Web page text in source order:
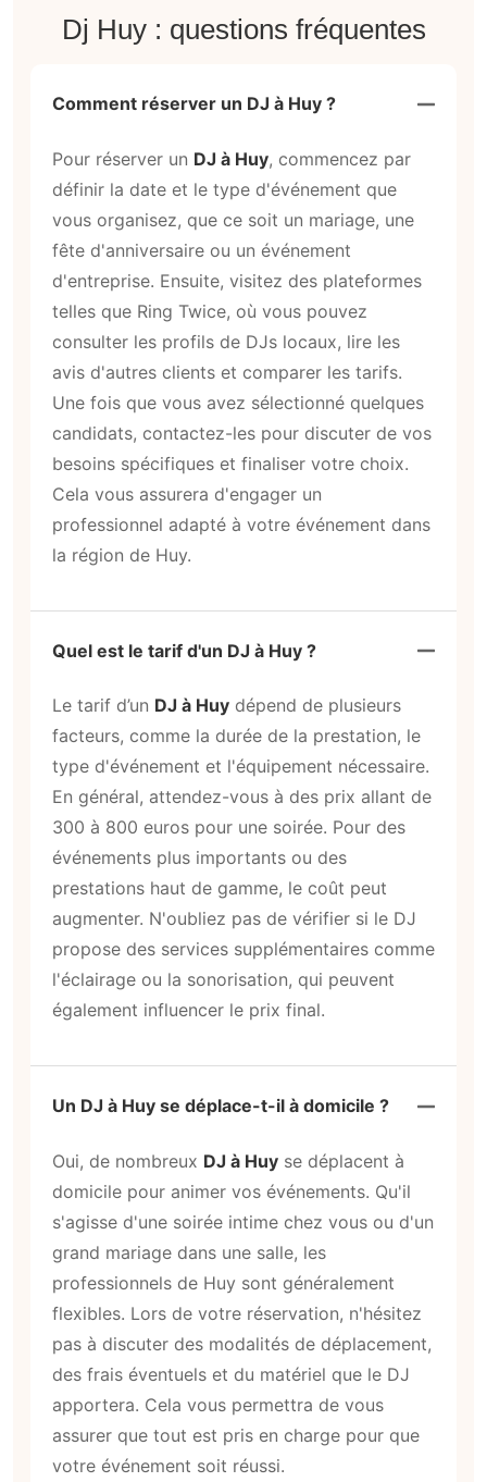
Dj Huy : questions fréquentes
Comment réserver un DJ à Huy ?
Pour réserver un DJ à Huy, commencez par
définir la date et le type d'événement que
vous organisez, que ce soit un mariage, une
fête d'anniversaire ou un événement
d'entreprise. Ensuite, visitez des plateformes
telles que Ring Twice, où vous pouvez
consulter les profils de DJs locaux, lire les
avis d'autres clients et comparer les tarifs.
Une fois que vous avez sélectionné quelques
candidats, contactez-les pour discuter de vos
besoins spécifiques et finaliser votre choix.
Cela vous assurera d'engager un
professionnel adapté à votre événement dans
la région de Huy.
Quel est le tarif d'un DJ à Huy ?
Le tarif d’un DJ à Huy dépend de plusieurs
facteurs, comme la durée de la prestation, le
type d'événement et l'équipement nécessaire.
En général, attendez-vous à des prix allant de
300 à 800 euros pour une soirée. Pour des
événements plus importants ou des
prestations haut de gamme, le coût peut
augmenter. N'oubliez pas de vérifier si le DJ
propose des services supplémentaires comme
l'éclairage ou la sonorisation, qui peuvent
également influencer le prix final.
Un DJ à Huy se déplace-t-il à domicile ?
Oui, de nombreux DJ à Huy se déplacent à
domicile pour animer vos événements. Qu'il
s'agisse d'une soirée intime chez vous ou d'un
grand mariage dans une salle, les
professionnels de Huy sont généralement
flexibles. Lors de votre réservation, n'hésitez
pas à discuter des modalités de déplacement,
des frais éventuels et du matériel que le DJ
apportera. Cela vous permettra de vous
assurer que tout est pris en charge pour que
votre événement soit réussi.